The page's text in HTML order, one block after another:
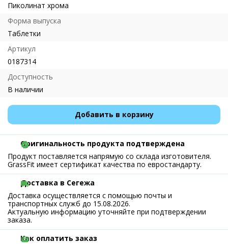
Пиколинат хрома
Форма выпуска
Таблетки
Артикул
0187314
Доступность
В наличии
Добавить в корзину
Оригинальность продукта подтверждена
Продукт поставляется напрямую со склада изготовителя.
GrassFit имеет сертификат качества по евростандарту.
Доставка в Сегежа
Доставка осуществляется с помощью почты и
транспортных служб до 15.08.2026.
Актуальную информацию уточняйте при подтверждении
заказа.
Как оплатить заказ